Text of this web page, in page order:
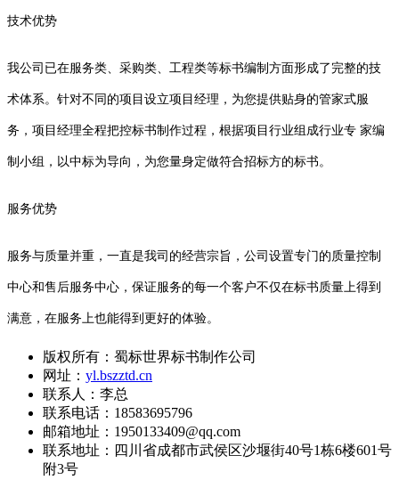
技术优势
我公司已在服务类、采购类、工程类等标书编制方面形成了完整的技
术体系。针对不同的项目设立项目经理，为您提供贴身的管家式服
务，项目经理全程把控标书制作过程，根据项目行业组成行业专 家编
制小组，以中标为导向，为您量身定做符合招标方的标书。
服务优势
服务与质量并重，一直是我司的经营宗旨，公司设置专门的质量控制
中心和售后服务中心，保证服务的每一个客户不仅在标书质量上得到
满意，在服务上也能得到更好的体验。
版权所有：蜀标世界标书制作公司
网址： yl.bszztd.cn
联系人：李总
联系电话：18583695796
邮箱地址：1950133409@qq.com
联系地址： 四川省成都市武侯区沙堰街40号1栋6楼601号
附3号